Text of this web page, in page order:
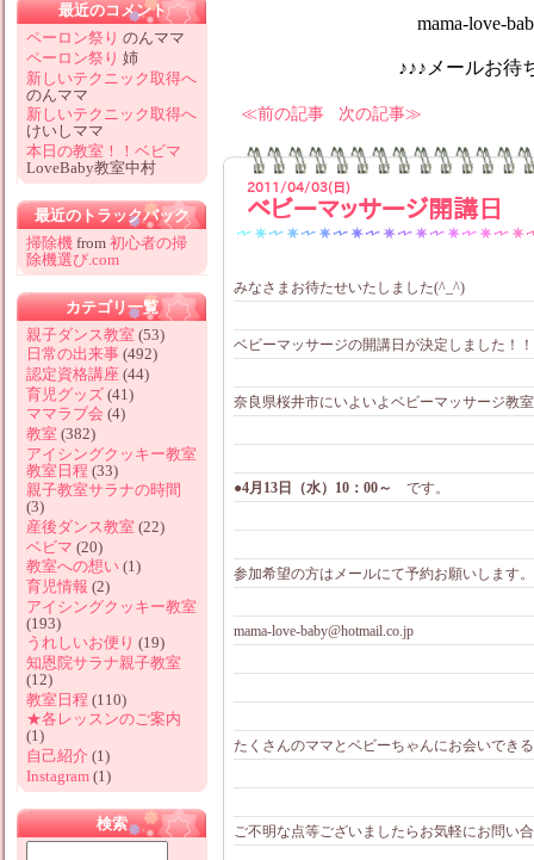
mama-love-
♪♪♪メールお待ちして
前の記事 次の記事
2011/04/03(日)
ベビーマッサージ開講日
みなさまお待たせいたしました(^_^)
ベビーマッサージの開講日が決定しました！
奈良県桜井市にいよいよベビーマッサージ教
●4月13日（水）10：00～ です。
参加希望の方はメールにて予約お願いします。
mama-love-baby@hotmail.co.jp
たくさんのママとベビーちゃんにお会いでき
ご不明な点等ございましたらお気軽にお問い
最近のコメント
ペーロン祭り のんママ
ペーロン祭り 姉
新しいテクニック取得へ
のんママ
新しいテクニック取得へ
けいしママ
本日の教室！！ベビマ
LoveBaby教室中村
最近のトラックバック
掃除機 from 初心者の掃
除機選び.com
カテゴリ一覧
親子ダンス教室 (53)
日常の出来事 (492)
認定資格講座 (44)
育児グッズ (41)
ママラブ会 (4)
教室 (382)
アイシングクッキー教室
教室日程 (33)
親子教室サラナの時間
(3)
産後ダンス教室 (22)
ベビマ (20)
教室への想い (1)
育児情報 (2)
アイシングクッキー教室
(193)
うれしいお便り (19)
知恩院サラナ親子教室
(12)
教室日程 (110)
★各レッスンのご案内
(1)
自己紹介 (1)
Instagram (1)
検索